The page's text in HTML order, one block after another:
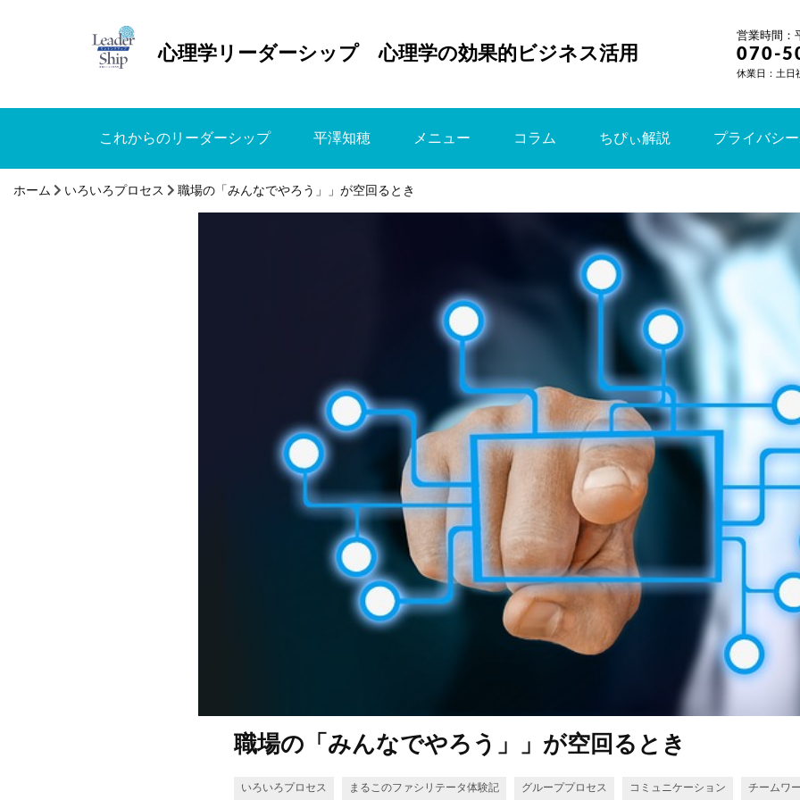
心理学リーダーシップ 心理学の効果的ビジネス活用
営業時間：
070-
休業日：土
これからのリーダーシップ 平澤知穂 メニュー コラム ちぴぃ解説 プライバシ
ホーム いろいろプロセス 職場の「みんなでやろう」」が空回るとき
職場の「みんなでやろう」」が空回るとき
いろいろプロセス まるこのファシリテータ体験記 グループプロセス コミュニケーション チームワ